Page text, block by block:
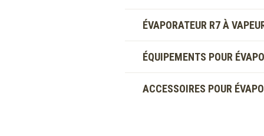
ÉVAPORATEUR R7 À
ÉQUIPEMENTS POUR
ACCESSOIRES POUR